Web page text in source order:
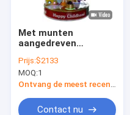
Met munten
aangedreven
Dynamische muziek
en vrolijke liederen
voor kinderen
Prijs:$2133
MOQ:1
Ontvang de meest recente Prijs
Contact nu